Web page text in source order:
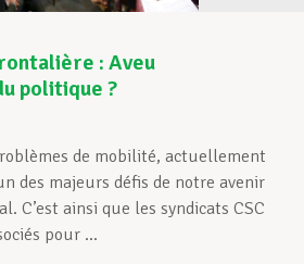
: Aveu
politique ?
de mobilité, actuellement
des majeurs défis de notre avenir
C’est ainsi que les syndicats CSC
pour ...